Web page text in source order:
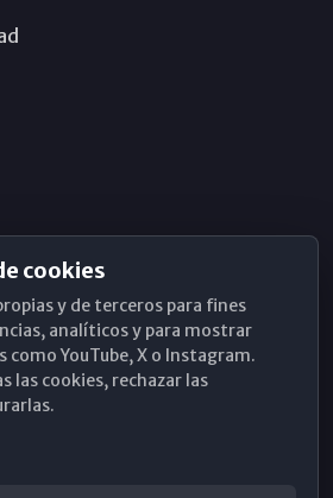
cookies
y de terceros para fines
analíticos y para mostrar
YouTube, X o Instagram.
las cookies, rechazar las